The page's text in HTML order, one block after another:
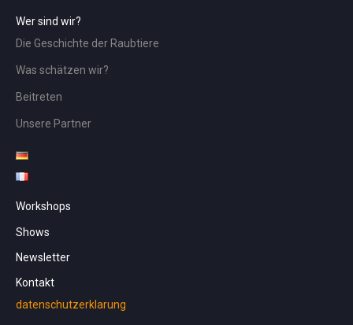
Wer sind wir?
Die Geschichte der Raubtiere
Was schätzen wir?
Beitreten
Unsere Partner
Workshops
Shows
Newsletter
Kontakt
datenschutzerklarung